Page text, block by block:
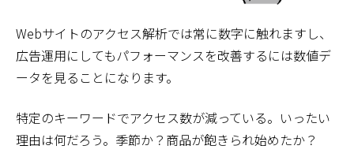
Webサイトのアクセス解析では常に数字に触れますし、
広告運用にしてもパフォーマンスを改善するには数値デ
ータを見ることになります。
特定のキーワードでアクセス数が減っている。いったい
理由は何だろう。季節か？商品が飽きられ始めたか？